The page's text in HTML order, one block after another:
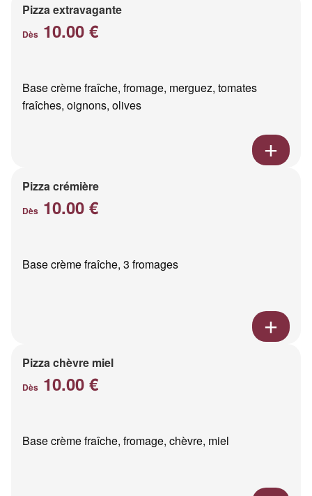
Pizza extravagante
Dès 10.00 €
Base crème fraîche, fromage, merguez, tomates
fraîches, oignons, olives
Pizza crémière
Dès 10.00 €
Base crème fraîche, 3 fromages
Pizza chèvre miel
Dès 10.00 €
Base crème fraîche, fromage, chèvre, miel